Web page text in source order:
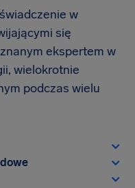
w
się
ekspertem w
wielokrotnie
podczas wielu